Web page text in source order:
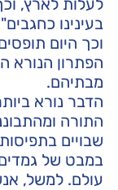
בעינינו
וכך היום
הפתרון הנורא
מבתיהם.
הדבר נורא
התורה
שבויים
במבט של גמדים
עולם. למשל,